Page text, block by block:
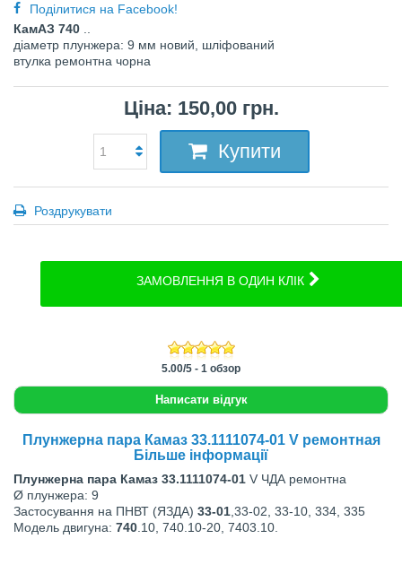
Поділитися на Facebook!
КамАЗ 740
діаметр плунжера: 9 мм новий, шліфований
втулка ремонтна чорна
Ціна: 150,00 грн.
Купити
Роздрукувати
ЗАМОВЛЕННЯ В ОДИН КЛІК
5.00/5 - 1 обзор
Написати відгук
Плунжерна пара Камаз 33.1111074-01 V ремонтная
Більше інформації
Плунжерна пара Камаз 33.1111074-01 V ЧДА ремонтна
Ø плунжера: 9
Застосування на ПНВТ (ЯЗДА) 33-01 ,33-02, 33-10, 334, 335
Модель двигуна: 740 .10, 740.10-20, 7403.10.